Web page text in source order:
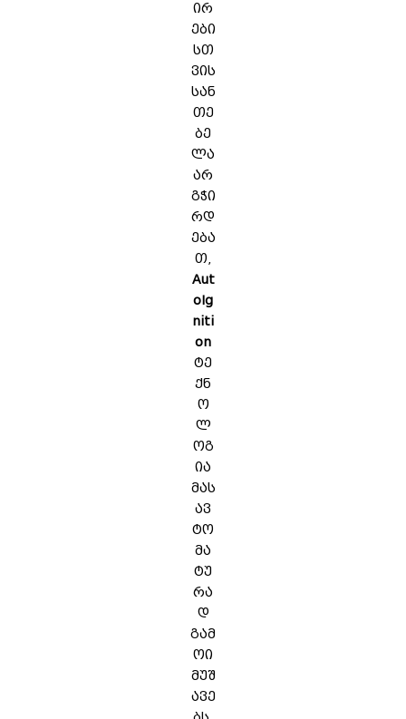
ირ
ები
სთ
ვის
სან
თე
ბე
ლა
არ
გჭი
რდ
ება
თ,
Aut
oIg
niti
on
ტე
ქნ
ო
ლ
ოგ
ია
მას
ავ
ტო
მა
ტუ
რა
დ
გამ
ოი
მუშ
ავე